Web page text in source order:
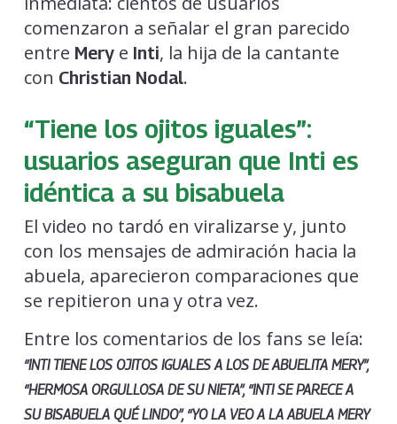
comenzaron a señalar el gran parecido
entre Merye Inti, la hija de la cantante
con Christian Nodal.
“Tiene los ojitos iguales”:
usuarios aseguran que Inti es
idéntica a su bisabuela
El video no tardó en viralizarse y, junto
con los mensajes de admiración hacia la
abuela, aparecieron comparaciones que
se repitieron una y otra vez.
Entre los comentarios de los fans se leía:
“INTI TIENE LOS OJITOS IGUALES A LOS DE ABUELITA MERY”,
“HERMOSA ORGULLOSA DE SU NIETA”, “INTI SE PARECE A
SU BISABUELA QUÉ LINDO”, “YO LA VEO A LA ABUELA MERY